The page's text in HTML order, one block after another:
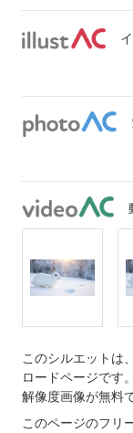
このシルエットは
ロードページです
解像度画像が無料
このページのフリ